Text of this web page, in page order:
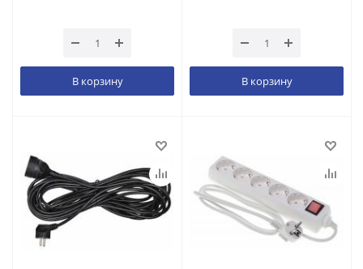
В корзину В корзину